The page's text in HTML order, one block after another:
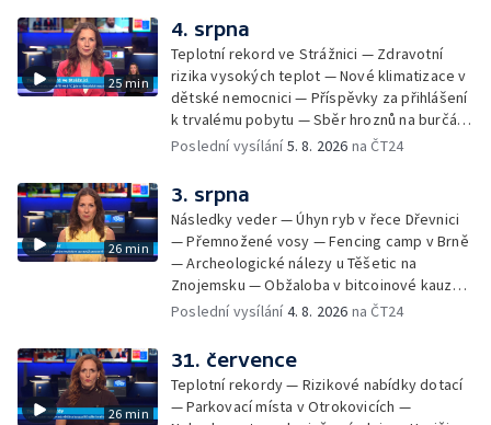
stadionu na Vyškovsku — Výstraha před
bouřkami — Brno hostí Mezinárodní kytarový
festival — Očkování po kousnutí netopýrem
25 min
4. srpna
Teplotní rekord ve Strážnici — Zdravotní
rizika vysokých teplot — Nové klimatizace v
dětské nemocnici — Příspěvky za přihlášení
k trvalému pobytu — Sběr hroznů na burčák
— Dokončení oprav vedení — Skončil termín
vody v obcích — Vyschlá koryta potoků —
Sdílení strážníků na Brněnsku
Poslední vysílání5. 8. 2026 na ČT24
26 min
3. srpna
Následky veder — Úhyn ryb v řece Dřevnici
— Přemnožené vosy — Fencing camp v Brně
— Archeologické nálezy u Těšetic na
Znojemsku — Obžaloba v bitcoinové kauze
— Přestavba silnice přes Bzenec na
Zašové — Letní opravy divadel — Český hlas
ve vesmíru
Poslední vysílání4. 8. 2026 na ČT24
26 min
31. července
Teplotní rekordy — Rizikové nabídky dotací
— Parkovací místa v Otrokovicích —